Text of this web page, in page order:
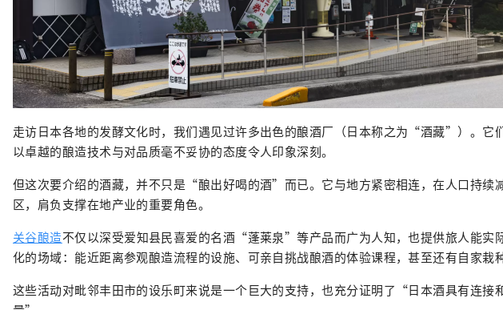
走访日本各地的发酵文化时，我们遇见过许多出色的酿酒厂（日本称之为“酒藏”）。它
以卓越的酿造技术与对品质毫不妥协的态度令人印象深刻。
但这次要介绍的酒藏，并不只是“酿出好喝的酒”而已。它与地方紧密相连，在人口持续
区，肩负支撑在地产业的重要角色。
关谷酿造不仅以深受爱知县民喜爱的名酒“蓬莱泉”等产品而广为人知，也提供旅人能实
化的场域：能近距离参观酿造流程的设施、可亲自挑战酿酒的体验课程，甚至还有自家栽
这些活动对毗邻丰田市的设乐町来说是一个巨大的支持，也充分证明了“日本酒具有连接